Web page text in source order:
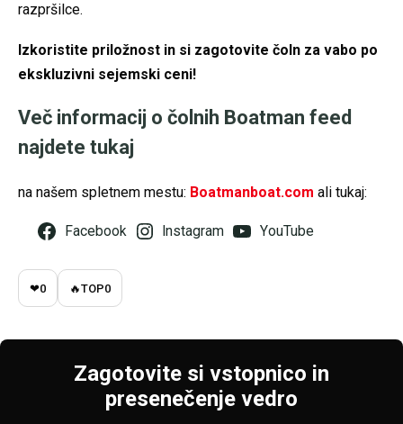
razpršilce.
Izkoristite priložnost in si zagotovite čoln za vabo po
ekskluzivni sejemski ceni!
Več informacij o čolnih Boatman feed
najdete tukaj
na našem spletnem mestu: Boatmanboat.com ali tukaj:
Facebook Instagram YouTube
❤0 🔥TOP0
Zagotovite si vstopnico in
presenečenje vedro